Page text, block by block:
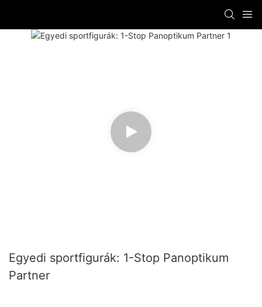
Egyedi sportfigurák: 1-Stop Panoptikum
Partner